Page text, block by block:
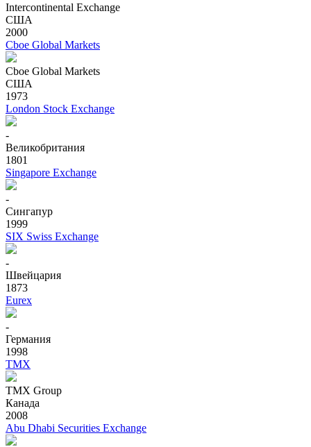
Intercontinental Exchange
США
2000
Cboe Global Markets
Cboe Global Markets
США
1973
London Stock Exchange
-
Великобритания
1801
Singapore Exchange
-
Сингапур
1999
SIX Swiss Exchange
-
Швейцария
1873
Eurex
-
Германия
1998
TMX
TMX Group
Канада
2008
Abu Dhabi Securities Exchange